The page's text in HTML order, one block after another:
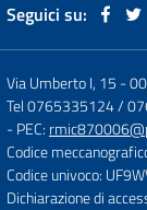
Seguici su:
Via Umberto I, 15 -
Tel 0765335124 /
- PEC:
Codice
Codice univoco:
Dichiarazione di